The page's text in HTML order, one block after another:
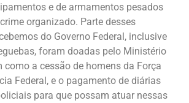
e de armamentos pesados
organizado. Parte desses
do Governo Federal, inclusive
foram doadas pelo Ministério
a cessão de homens da Força
Federal, e o pagamento de diárias
para que possam atuar nessas